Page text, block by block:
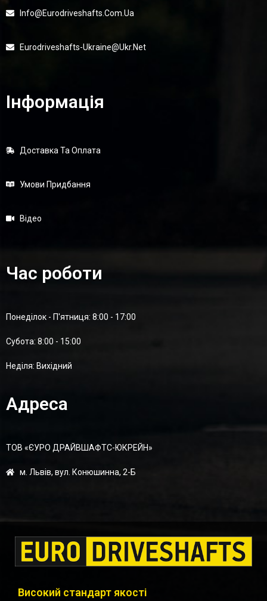
Info@eurodriveshafts.com.ua
Eurodriveshafts-Ukraine@ukr.net
Інформація
Доставка Та Оплата
Умови Придбання
Відео
Час роботи
Понеділок - П'ятниця: 8:00 - 17:00
Суботa: 8:00 - 15:00
Неділя: Вихідний
Адреса
ТОВ «ЄУРО ДРАЙВШАФТC-ЮКРЕЙН»
м. Львів, вул. Конюшинна, 2-Б
Високий стандарт якості